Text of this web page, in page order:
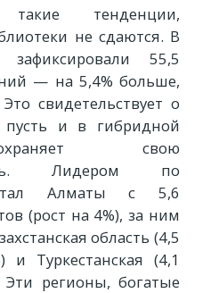
тенденции,
не сдаются. В
55,5
— на 5,4% больше,
свидетельствует о
и в гибридной
свою
Лидером по
Алматы с 5,6
(рост на 4%), за ним
область (4,5
и Туркестанская (4,1
регионы, богатые